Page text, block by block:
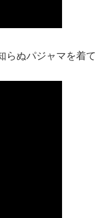
らぬパジャマを着て